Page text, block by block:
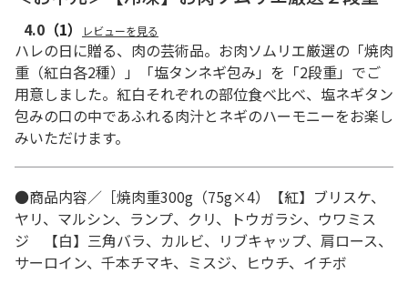
4.0 （1） レビューを見る
ハレの日に贈る、肉の芸術品。お肉ソムリエ厳選の「焼肉
重（紅白各2種）」「塩タンネギ包み」を「2段重」でご
用意しました。紅白それぞれの部位食べ比べ、塩ネギタン
包みの口の中であふれる肉汁とネギのハーモニーをお楽し
みいただけます。
●商品内容／［焼肉重300g（75g×4）【紅】ブリスケ、
ヤリ、マルシン、ランプ、クリ、トウガラシ、ウワミス
ジ 【白】三角バラ、カルビ、リブキャップ、肩ロース、
サーロイン、千本チマキ、ミスジ、ヒウチ、イチボ